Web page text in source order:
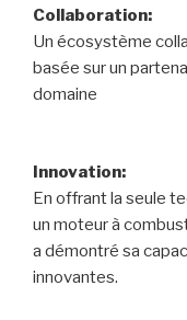
Collaboration:
Un écosystème
basée sur un
domaine
Innovation:
En offrant la seule
un moteur à
a démontré sa
innovantes.